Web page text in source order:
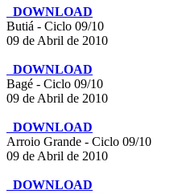
DOWNLOAD
Butiá - Ciclo 09/10
09 de Abril de 2010
DOWNLOAD
Bagé - Ciclo 09/10
09 de Abril de 2010
DOWNLOAD
Arroio Grande - Ciclo 09/10
09 de Abril de 2010
DOWNLOAD